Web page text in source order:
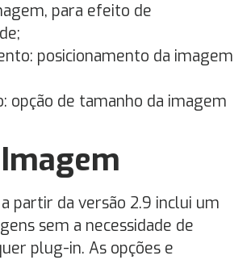
para efeito de
posicionamento da imagem
opção de tamanho da imagem
partir da versão 2.9 inclui um
sem a necessidade de
plug-in. As opções e